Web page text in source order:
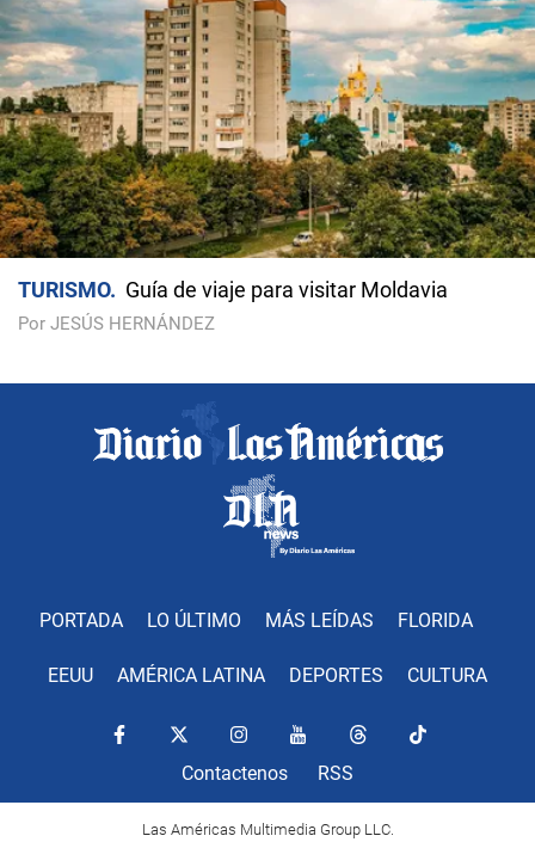
TURISMO Guía de viaje para visitar Moldavia
Por JESÚS HERNÁNDEZ
PORTADA LO ÚLTIMO MÁS LEÍDAS FLORIDA
EEUU AMÉRICA LATINA DEPORTES CULTURA
Contactenos RSS
Las Américas Multimedia Group LLC.